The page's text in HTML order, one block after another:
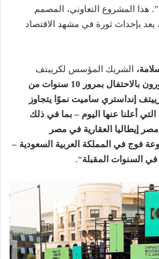
الإدارية الجديدة، “راديكال 1”. هذا المشروع التعاوني، المصمم
يعد بإحداث ثورة في مشهد الاقتصاد
الشريك المؤسس لكرييتف
إننا فخورون بالاحتفال بمرور 10 سنوات من
إنداستري ساميت نموًا يتجاوز
أعلنا عنها اليوم – بما في ذلك
إيطاليا العقارية في مصر
فوج في المملكة العربية السعودية –
السنوات المقبلة“.